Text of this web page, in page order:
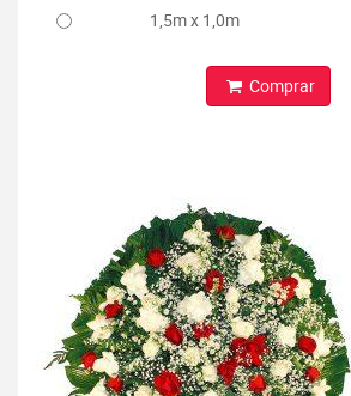
1,5m x 1,0m
Comprar